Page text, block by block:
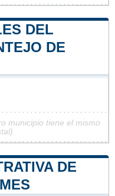
DEL
DE
municipio tiene el mismo
DE